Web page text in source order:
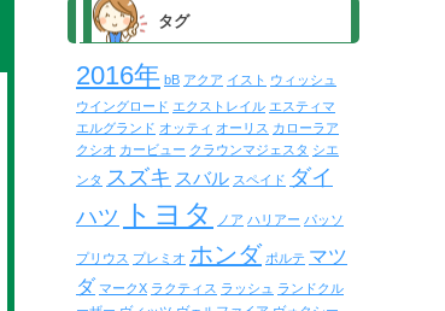
タグ
2016年 bB アクア イスト ウィッシュ
ウイングロード エクストレイル エスティマ
エルグランド オッティ オーリス カローラア
クシオ カービュー クラウンマジェスタ シエ
ンタ スズキ スバル スペイド ダイ
ハツ
トヨタ ノア ハリアー パッソ
プリウス プレミオ ホンダ ポルテ マツ
ダ マークX ラクティス ラッシュ ランドクル